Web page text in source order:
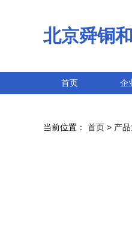
北京舜铜
首页 企
当前位置： 首页 > 产